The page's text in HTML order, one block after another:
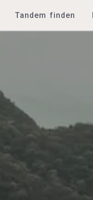
Tandem finden